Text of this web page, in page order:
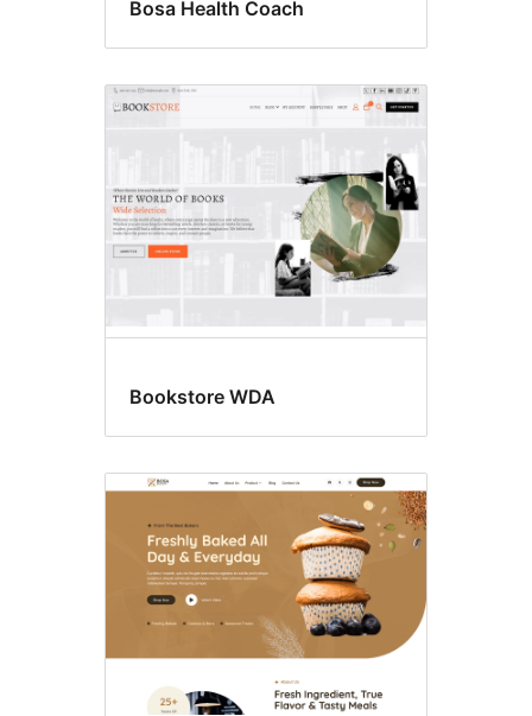
Bosa Health Coach
Bookstore WDA